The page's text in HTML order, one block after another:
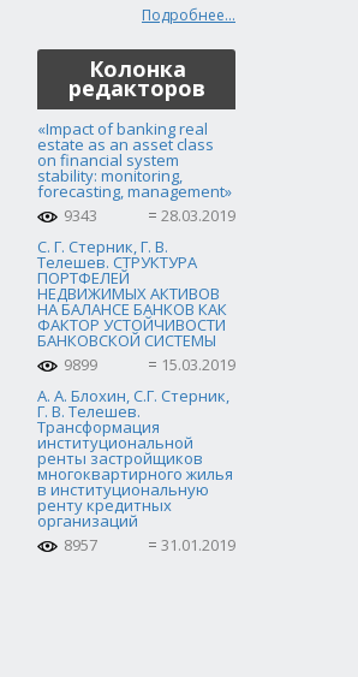
Подробнее...
Колонка
редакторов
«Impact of banking real
estate as an asset class
on financial system
stability: monitoring,
forecasting, management»
9343
28.03.2019
С. Г. Стерник, Г. В.
Телешев. СТРУКТУРА
ПОРТФЕЛЕЙ
НЕДВИЖИМЫХ АКТИВОВ
НА БАЛАНСЕ БАНКОВ КАК
ФАКТОР УСТОЙЧИВОСТИ
БАНКОВСКОЙ СИСТЕМЫ
9899
15.03.2019
А. А. Блохин, С.Г. Стерник,
Г. В. Телешев.
Трансформация
институциональной
ренты застройщиков
многоквартирного жилья
в институциональную
ренту кредитных
организаций
8957
31.01.2019